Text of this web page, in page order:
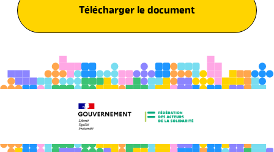
Télécharger le document